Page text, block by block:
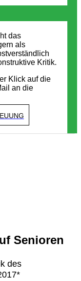
das
als
Kritik.
Klick auf die
an die
Senioren
des